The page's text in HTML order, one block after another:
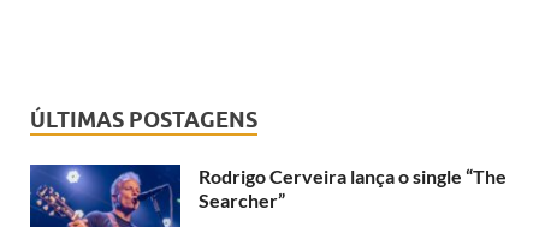
ÚLTIMAS POSTAGENS
Rodrigo Cerveira lança o single “The
Searcher”